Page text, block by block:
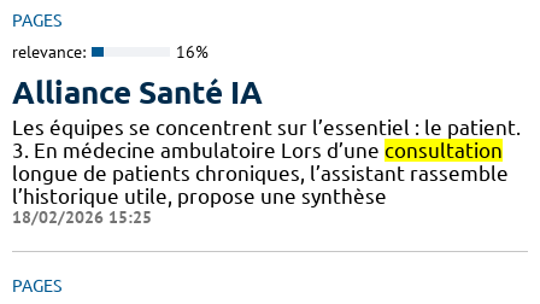
PAGES
relevance: 16%
Alliance Santé IA
Les équipes se concentrent sur l’essentiel : le patient.
3. En médecine ambulatoire Lors d’une consultation
longue de patients chroniques, l’assistant rassemble
l’historique utile, propose une synthèse
18/02/2026 15:25
PAGES